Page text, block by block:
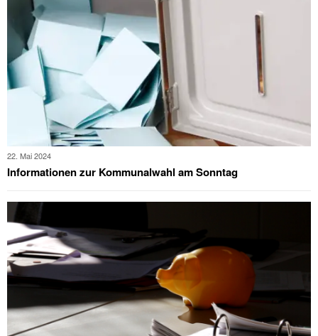
22. Mai 2024
Informationen zur Kommunalwahl am Sonntag